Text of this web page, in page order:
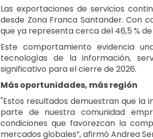
Las exportaciones de servicios
desde Zona Franca Santander. Con
que ya representa cerca del 46,5 %
Este comportamiento evidencia
tecnologías de la información,
significativo para el cierre de 2026.
Más oportunidades, más región
"Estos resultados demuestran que la
parte de nuestra comunidad
condiciones que favorezcan la
mercados globales”, afirmó Andrea